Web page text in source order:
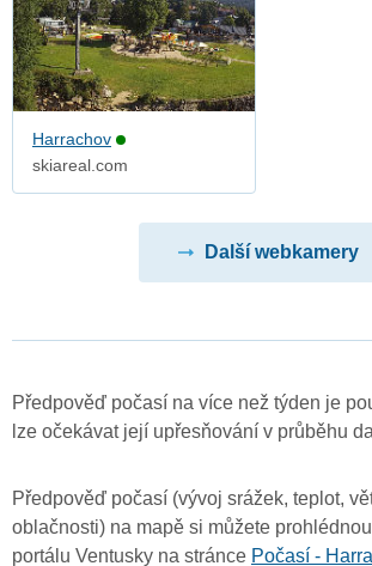
Harrachov
skiareal.com
Další webkamery
Předpověď počasí na více než týden je
lze očekávat její upřesňování v průběhu
Předpověď počasí (vývoj srážek, teplot,
oblačnosti) na mapě si můžete
portálu Ventusky na stránce Počasí -